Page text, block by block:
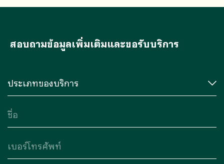
สอบถามข้อมูลเพิ่มเติมและขอรับบริการ